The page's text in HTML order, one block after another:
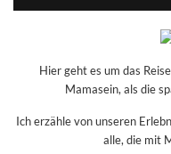
Hier geht es um das
Mamasein, als die
Ich erzähle von unseren
alle, die mit